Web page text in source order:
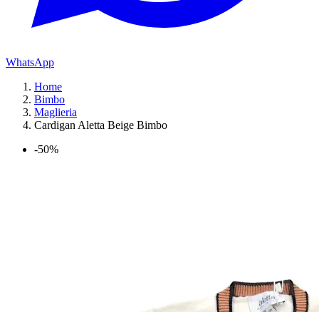
WhatsApp
Home
Bimbo
Maglieria
Cardigan Aletta Beige Bimbo
-50%